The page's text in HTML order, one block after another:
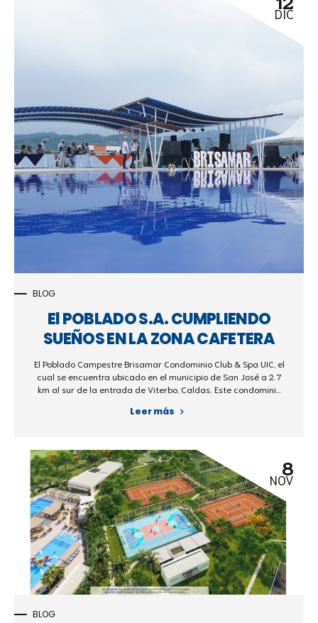
BLOG
DIC
El POBLADO S.A. CUMPLIENDO
SUEÑOS EN LA ZONA CAFETERA
El Poblado Campestre Brisamar Condominio Club & Spa UIC, el
cual se encuentra ubicado en el municipio de San José a 2.7
km al sur de la entrada de Viterbo, Caldas. Este condominio
por 475 lotes para la construcción de casas campestres.
Leer más
BLOG
8
NOV